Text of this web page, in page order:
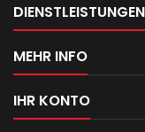
DIENSTLEISTUNGEN
MEHR INFO
IHR KONTO